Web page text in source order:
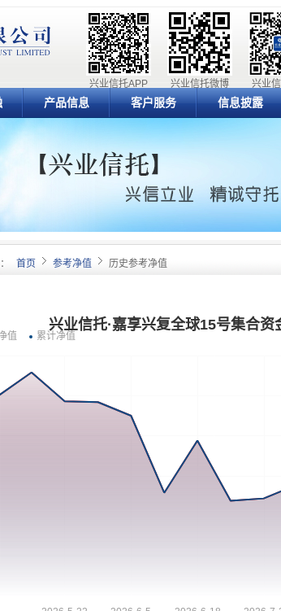
兴业
兴业信托微博
兴业信托APP
产品信息 客户服务 信息披露
首页 参考净值 历史参考净值